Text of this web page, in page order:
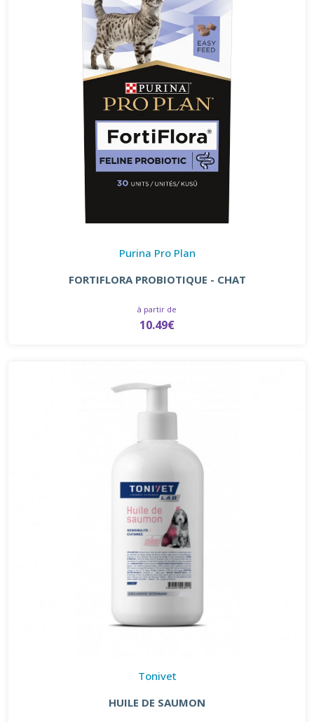
Purina Pro Plan
FORTIFLORA PROBIOTIQUE - CHAT
à partir de
10.49€
Tonivet
HUILE DE SAUMON